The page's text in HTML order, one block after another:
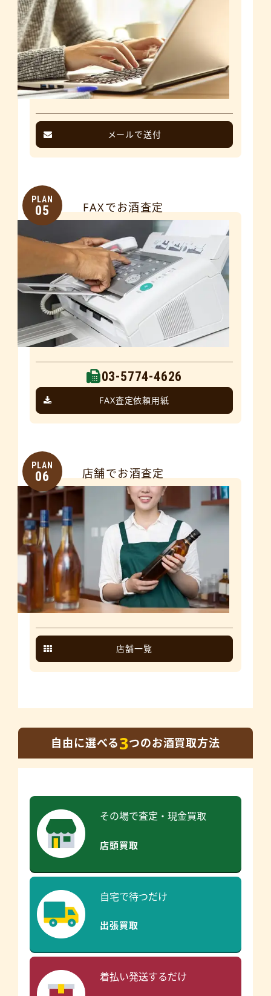
メールで送付
PLAN
05 FAXでお酒査定
03-5774-4626
FAX査定依頼用紙
PLAN
06 店舗でお酒査定
店舗一覧
自由に選べる3つのお酒買取方法
その場で査定・現金買取
店頭買取
自宅で待つだけ
出張買取
着払い発送するだけ